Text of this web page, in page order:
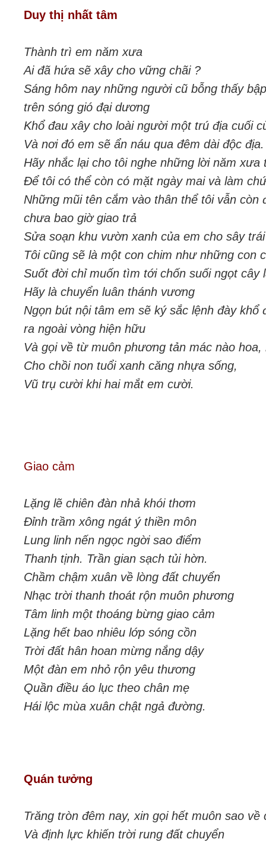
Duy thị nhất tâm
Thành trì em năm xưa
Ai đã hứa sẽ xây cho vững chãi ?
Sáng hôm nay những người cũ bỗng thấy
trên sóng gió đại dương
Khổ đau xây cho loài người một trú địa cuối
Và nơi đó em sẽ ẩn náu qua đêm dài độc địa.
Hãy nhắc lại cho tôi nghe những lời năm xưa
Để tôi có thể còn có mặt ngày mai và làm
Những mũi tên cắm vào thân thể tôi vẫn còn
chưa bao giờ giao trả
Sửa soạn khu vườn xanh của em cho sây trái
Tôi cũng sẽ là một con chim như những con
Suốt đời chỉ muốn tìm tới chốn suối ngọt cây
Hãy là chuyển luân thánh vương
Ngọn bút nội tâm em sẽ ký sắc lệnh đày khổ
ra ngoài vòng hiện hữu
Và gọi về từ muôn phương tản mác nào
Cho chồi non tuổi xanh căng nhựa sống,
Vũ trụ cười khi hai mắt em cười.
Giao cảm
Lặng lẽ chiên đàn nhả khói thơm
Đỉnh trầm xông ngát ý thiền môn
Lung linh nến ngọc ngời sao điểm
Thanh tịnh. Trần gian sạch tủi hờn.
Chầm chậm xuân về lòng đất chuyển
Nhạc trời thanh thoát rộn muôn phương
Tâm linh một thoáng bừng giao cảm
Lặng hết bao nhiêu lớp sóng cồn
Trời đất hân hoan mừng nắng dậy
Một đàn em nhỏ rộn yêu thương
Quần điều áo lục theo chân mẹ
Hái lộc mùa xuân chật ngả đường.
Quán tưởng
Trăng tròn đêm nay, xin gọi hết muôn sao về
Và định lực khiến trời rung đất chuyển